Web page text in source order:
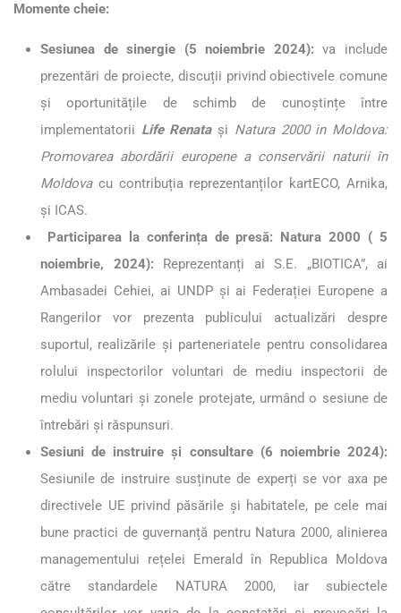
Momente cheie:
Sesiunea de sinergie (5 noiembrie 2024): va include
prezentări de proiecte, discuții privind obiectivele comune
și oportunitățile de schimb de cunoștințe între
implementatorii Life Renatași Natura 2000 in Moldova:
Promovarea abordării europene a conservării naturii în
Moldovacu contribuția reprezentanților kartECO, Arnika,
și ICAS.
Participarea la conferința de presă: Natura 2000 ( 5
noiembrie, 2024): Reprezentanți ai S.E. „BIOTICA”, ai
Ambasadei Cehiei, ai UNDP și ai Federației Europene a
Rangerilor vor prezenta publicului actualizări despre
suportul, realizările și parteneriatele pentru consolidarea
rolului inspectorilor voluntari de mediu inspectorii de
mediu voluntari și zonele protejate, urmând o sesiune de
întrebări și răspunsuri.
Sesiuni de instruire și consultare (6 noiembrie 2024):
Sesiunile de instruire susținute de experți se vor axa pe
directivele UE privind păsările și habitatele, pe cele mai
bune practici de guvernanță pentru Natura 2000, alinierea
managementului rețelei Emerald în Republica Moldova
către standardele NATURA 2000, iar subiectele